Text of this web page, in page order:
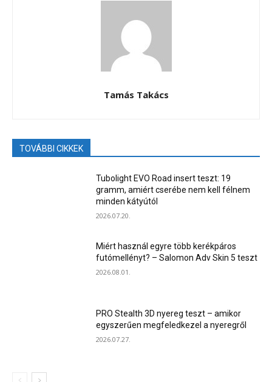
Tamás Takács
TOVÁBBI CIKKEK
Tubolight EVO Road insert teszt: 19
gramm, amiért cserébe nem kell félnem
minden kátyútól
2026.07.20.
Miért használ egyre több kerékpáros
futómellényt? – Salomon Adv Skin 5 teszt
2026.08.01.
PRO Stealth 3D nyereg teszt – amikor
egyszerűen megfeledkezel a nyeregről
2026.07.27.